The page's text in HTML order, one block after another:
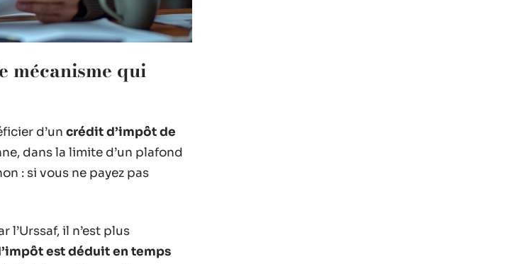
mécanisme qui
d’un crédit d’impôt de
dans la limite d’un plafond
: si vous ne payez pas
l’Urssaf, il n’est plus
est déduit en temps